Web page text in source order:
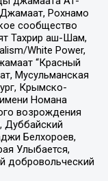
Рохнамо
сообщество
Тахрир аш-Шам,
White Power,
“Красный
Мусульманская
Крымско-
Номана
возрождения
Дуббайский
Белхороев,
Улыбается,
добровольческий